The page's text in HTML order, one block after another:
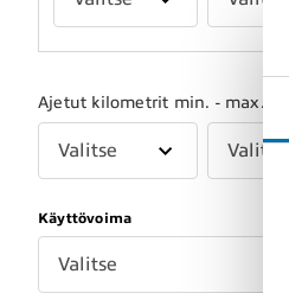
Ajetut kilometrit min. - max.
Valitse Valitse
Käyttövoima
Valitse